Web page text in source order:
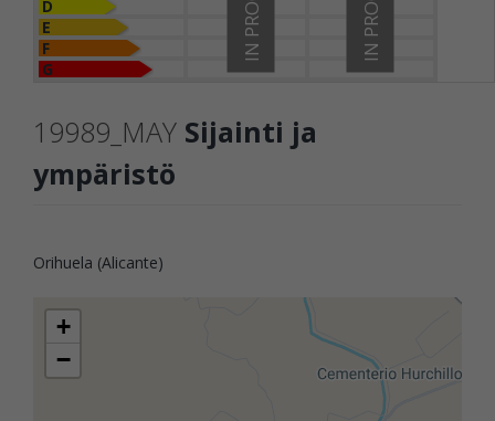
D
E
F
G
19989_MAY Sijainti ja
ympäristö
Orihuela (Alicante)
+
−